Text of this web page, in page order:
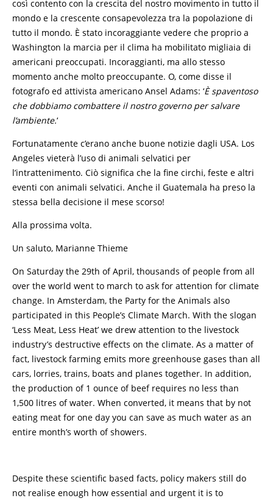
così contento con la crescita del nostro movimento in tutto il
mondo e la crescente consapevolezza tra la popolazione di
tutto il mondo. È stato incoraggiante vedere che proprio a
Washington la marcia per il clima ha mobilitato migliaia di
americani preoccupati. Incoraggianti, ma allo stesso
momento anche molto preoccupante. O, come disse il
fotografo ed attivista americano Ansel Adams: ‘È spaventoso
che dobbiamo combattere il nostro governo per salvare
l’ambiente.‘
Fortunatamente c’erano anche buone notizie dagli USA. Los
Angeles vieterà l’uso di animali selvatici per
l’intrattenimento. Ciò significa che la fine circhi, feste e altri
eventi con animali selvatici. Anche il Guatemala ha preso la
stessa bella decisione il mese scorso!
Alla prossima volta.
Un saluto, Marianne Thieme
On Saturday the 29th of April, thousands of people from all
over the world went to march to ask for attention for climate
change. In Amsterdam, the Party for the Animals also
participated in this People’s Climate March. With the slogan
‘Less Meat, Less Heat’ we drew attention to the livestock
industry’s destructive effects on the climate. As a matter of
fact, livestock farming emits more greenhouse gases than all
cars, lorries, trains, boats and planes together. In addition,
the production of 1 ounce of beef requires no less than
1,500 litres of water. When converted, it means that by not
eating meat for one day you can save as much water as an
entire month’s worth of showers.
Despite these scientific based facts, policy makers still do
not realise enough how essential and urgent it is to